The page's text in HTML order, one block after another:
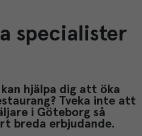
specialister
hjälpa dig att öka
Tveka inte att
i Göteborg så
breda erbjudande.